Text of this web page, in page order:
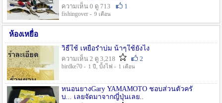
ความเห็น 0 ดู 713
1
fishingover - 9 เดือน
ห้องเหยื่อ
วิธืใช้ เหยื่อรำบ่ม น้าๆใช้ยังไง
ความเห็น 2 ดู 3,218
2
birdke70 - 1 ปี , บั้งไฟ - 1 เดือน
หนอนยางGary YAMAMOTO ชอบส่วนตัวครั
บ... เลยจัดมาจากญี่ปุ่นเลย..